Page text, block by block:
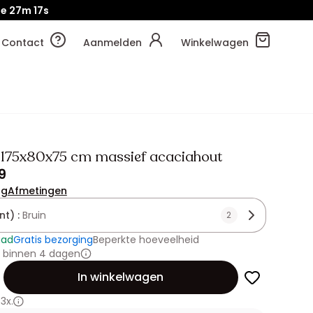
27m 15s
Contact Aanmelden Winkelwagen
cm massief acaciahout
Afmetingen
: Bruin 2
Gratis bezorgingBeperkte hoeveelheid
binnen 4 dagen
In winkelwagen
3x.